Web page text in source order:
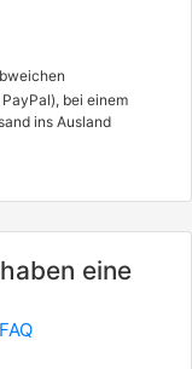
bei einem
ins Ausland
eine
FAQ